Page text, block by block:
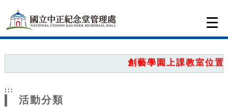
網
站
主
題
創藝學園上課教室位置圖
:::
活動分類